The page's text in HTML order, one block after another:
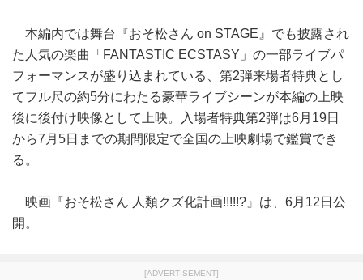
本編内では舞台『おそ松さん on STAGE』でも披露され
た人気の楽曲「FANTASTIC ECSTASY」の一部ライブパ
フォーマンスが盛り込まれている、第2弾来場者特典とし
てフル尺の約5分にわたる豪華ライブシーンが本編の上映
後に後付け映像として上映。入場者特典第2弾は6月19日
から7月5日までの期間限定で全国の上映劇場で鑑賞でき
る。
映画『おそ松さん 人類クズ化計画!!!!!?』は、6月12日公
開。
[ADVERTISEMENT]